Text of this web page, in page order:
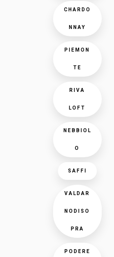
CHARDO
NNAY
PIEMON
TE
RIVA
LOFT
NEBBIOL
O
SAFFI
VALDAR
NODISO
PRA
PODERE